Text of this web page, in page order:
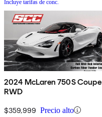
Incluye tarifas de conc.
2024 McLaren 750S Coupe
RWD
$359,999 Precio alto